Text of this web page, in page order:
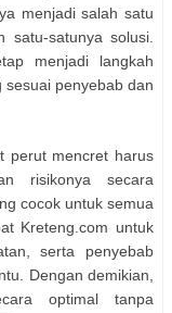
menjadi salah satu
satu-satunya solusi.
menjadi langkah
penyebab dan
perut mencret harus
risikonya secara
cocok untuk semua
Kreteng.com untuk
serta penyebab
Dengan demikian,
optimal tanpa